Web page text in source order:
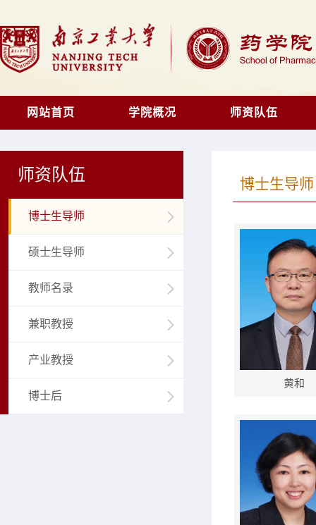
网站首页 学院概况 师资队伍
师资队伍
博士生导师
硕士生导师
教师名录
兼职教授
产业教授
博士后
博士生导师
黄和